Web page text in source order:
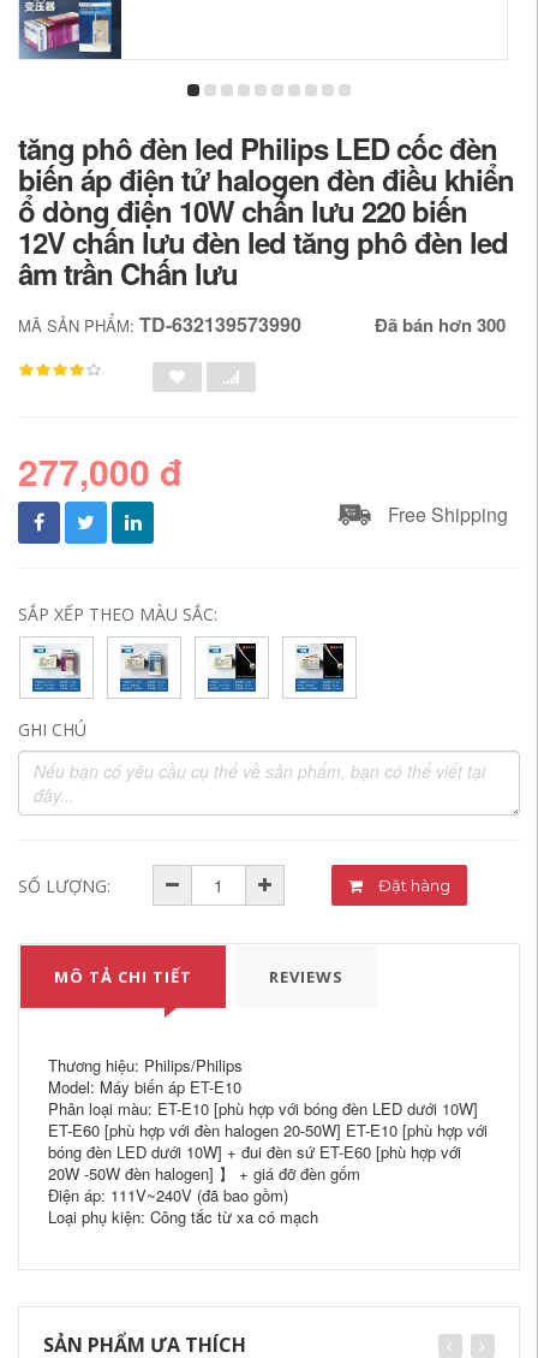
tăng phô đèn led Philips LED cốc đèn
biến áp điện tử halogen đèn điều khiển
ổ dòng điện 10W chấn lưu 220 biến
12V chấn lưu đèn led tăng phô đèn led
âm trần Chấn lưu
MÃ SẢN PHẨM: TD-632139573990 Đã bán hơn 300
277,000 đ
Free Shipping
SẮP XẾP THEO MÀU SẮC:
GHI CHÚ
SỐ LƯỢNG: Đặt hàng
MÔ TẢ CHI TIẾT REVIEWS
Thương hiệu: Philips/Philips
Model: Máy biến áp ET-E10
Phân loại màu: ET-E10 [phù hợp với bóng đèn LED dưới 10W]
ET-E60 [phù hợp với đèn halogen 20-50W] ET-E10 [phù hợp với
bóng đèn LED dưới 10W] + đui đèn sứ ET-E60 [phù hợp với
20W -50W đèn halogen] 】 + giá đỡ đèn gốm
Điện áp: 111V~240V (đã bao gồm)
Loại phụ kiện: Công tắc từ xa có mạch
SẢN PHẨM ƯA THÍCH